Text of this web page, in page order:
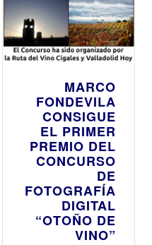
MARCO
FONDEVILA
CONSIGUE
EL PRIMER
PREMIO DEL
CONCURSO
DE
FOTOGRAFÍA
DIGITAL
“OTOÑO DE
VINO”